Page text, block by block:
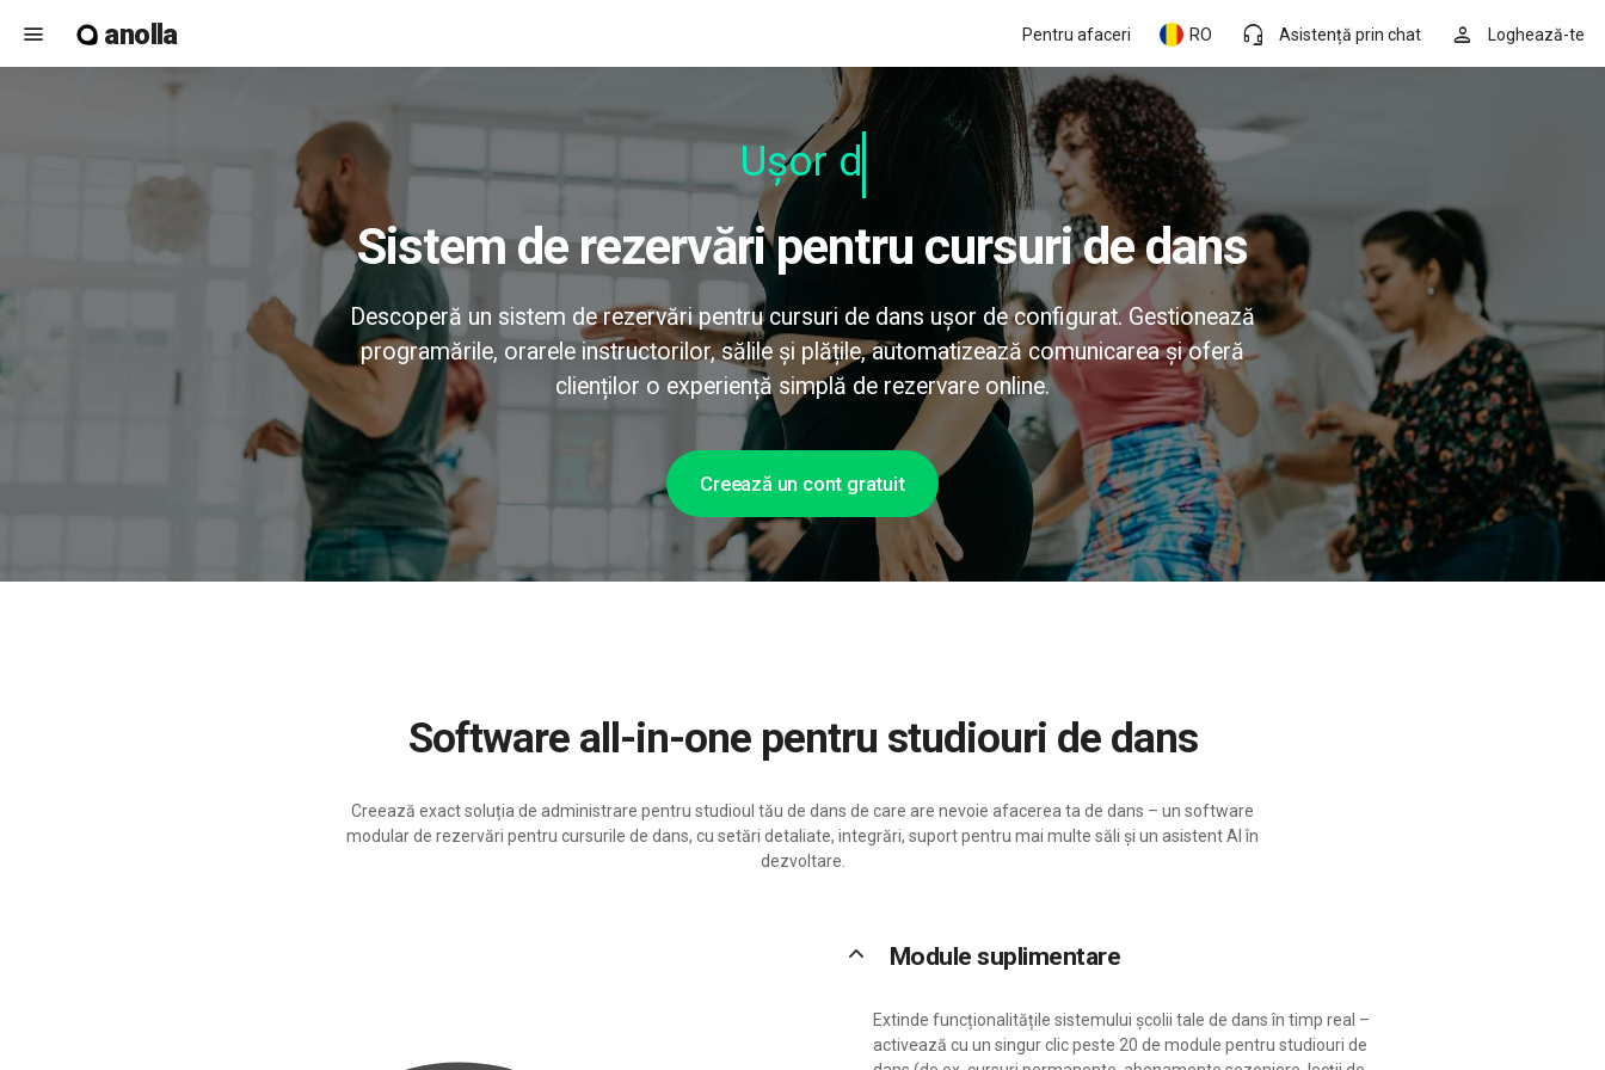
menu anolla person Loghează-te
headset_mic Asistență prin chat
RO
Pentru afaceri
Ușor de ut
Sistem de rezervări pentru cursuri de dans
Descoperă un sistem de rezervări pentru cursuri de dans ușor de configurat. Gestionează
programările, orarele instructorilor, sălile și plățile, automatizează comunicarea și oferă
clienților o experiență simplă de rezervare online.
Creează un cont gratuit
Software all-in-one pentru studiouri de dans
Creează exact soluția de administrare pentru studioul tău de dans de care are nevoie afacerea ta de dans – un software
modular de rezervări pentru cursurile de dans, cu setări detaliate, integrări, suport pentru mai multe săli și un asistent AI în
dezvoltare.
keyboard_arrow_up Module suplimentare
Extinde funcționalitățile sistemului școlii tale de dans în timp real –
activează cu un singur clic peste 20 de module pentru studiouri de